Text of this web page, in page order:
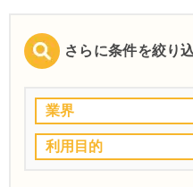
さらに条件を絞り
業界
利用目的